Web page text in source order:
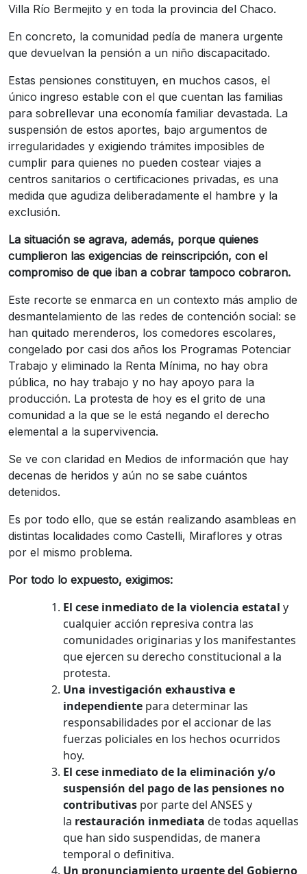
Villa Río Bermejito y en toda la provincia del Chaco.
En concreto, la comunidad pedía de manera urgente
que devuelvan la pensión a un niño discapacitado.
Estas pensiones constituyen, en muchos casos, el
único ingreso estable con el que cuentan las familias
para sobrellevar una economía familiar devastada. La
suspensión de estos aportes, bajo argumentos de
irregularidades y exigiendo trámites imposibles de
cumplir para quienes no pueden costear viajes a
centros sanitarios o certificaciones privadas, es una
medida que agudiza deliberadamente el hambre y la
exclusión.
La situación se agrava, además, porque quienes
cumplieron las exigencias de reinscripción, con el
compromiso de que iban a cobrar tampoco cobraron.
Este recorte se enmarca en un contexto más amplio de
desmantelamiento de las redes de contención social: se
han quitado merenderos, los comedores escolares,
congelado por casi dos años los Programas Potenciar
Trabajo y eliminado la Renta Mínima, no hay obra
pública, no hay trabajo y no hay apoyo para la
producción. La protesta de hoy es el grito de una
comunidad a la que se le está negando el derecho
elemental a la supervivencia.
Se ve con claridad en Medios de información que hay
decenas de heridos y aún no se sabe cuántos
detenidos.
Es por todo ello, que se están realizando asambleas en
distintas localidades como Castelli, Miraflores y otras
por el mismo problema.
Por todo lo expuesto, exigimos:
El cese inmediato de la violencia estatal y
cualquier acción represiva contra las
comunidades originarias y los manifestantes
que ejercen su derecho constitucional a la
protesta.
Una investigación exhaustiva e
independiente para determinar las
responsabilidades por el accionar de las
fuerzas policiales en los hechos ocurridos
hoy.
El cese inmediato de la eliminación y/o
suspensión del pago de las pensiones no
contributivas por parte del ANSES y
la restauración inmediata de todas aquellas
que han sido suspendidas, de manera
temporal o definitiva.
Un pronunciamiento urgente del Gobierno